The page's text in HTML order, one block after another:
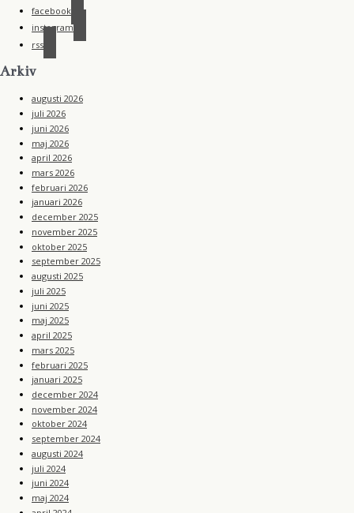
facebook
instagram
rss
Arkiv
augusti 2026
juli 2026
juni 2026
maj 2026
april 2026
mars 2026
februari 2026
januari 2026
december 2025
november 2025
oktober 2025
september 2025
augusti 2025
juli 2025
juni 2025
maj 2025
april 2025
mars 2025
februari 2025
januari 2025
december 2024
november 2024
oktober 2024
september 2024
augusti 2024
juli 2024
juni 2024
maj 2024